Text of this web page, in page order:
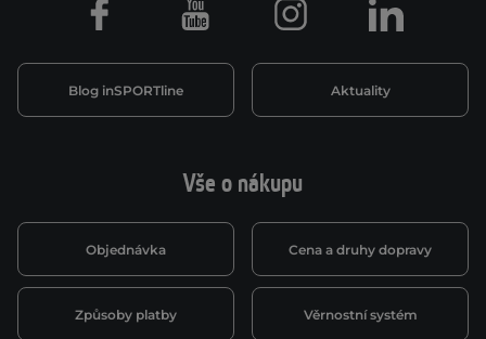
Vše o nákupu
Objednávka Cena a druhy dopravy
Způsoby platby Věrnostní systém
Blog inSPORTline Aktuality
Facebook Youtube Instagram LinkedIn